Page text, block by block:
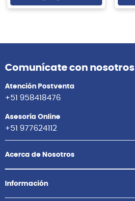
Comunícate con nosotros
Atención Postventa
+51 958418476
Asesoría Online
+51 977624112
Acerca de Nosotros
Información